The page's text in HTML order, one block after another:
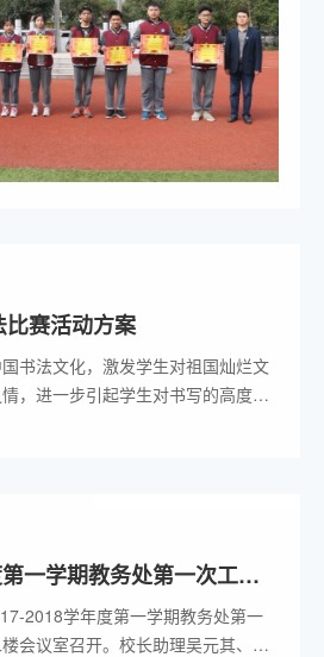
赛活动方案
书法文化，激发学生对祖国灿烂文
，进一步引起学生对书写的高度重
一学期教务处第一次工作
2018学年度第一学期教务处第一
会议室召开。校长助理吴元其、教